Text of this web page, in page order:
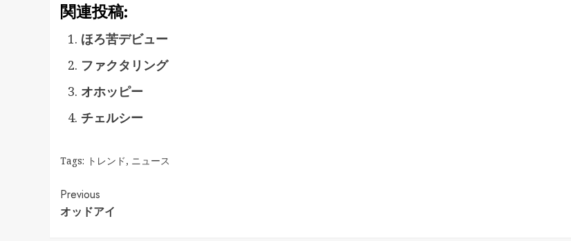
関連投稿:
ほろ苦デビュー
ファクタリング
オホッピー
チェルシー
Tags: トレンド, ニュース
Continue
Reading
Previous
オッドアイ